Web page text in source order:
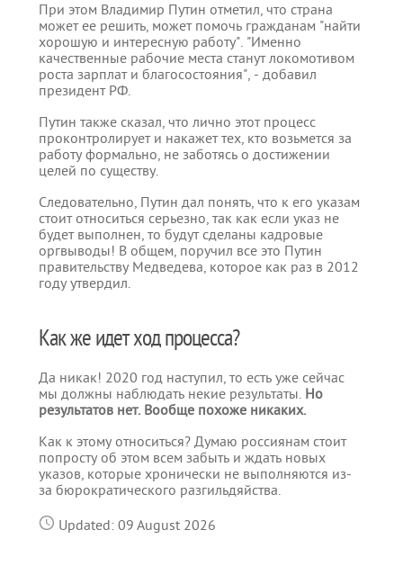
При этом Владимир Путин отметил, что страна
может ее решить, может помочь гражданам "найти
хорошую и интересную работу". "Именно
качественные рабочие места станут локомотивом
роста зарплат и благосостояния", - добавил
президент РФ.
Путин также сказал, что лично этот процесс
проконтролирует и накажет тех, кто возьмется за
работу формально, не заботясь о достижении
целей по существу.
Следовательно, Путин дал понять, что к его указам
стоит относиться серьезно, так как если указ не
будет выполнен, то будут сделаны кадровые
оргвыводы! В общем, поручил все это Путин
правительству Медведева, которое как раз в 2012
году утвердил.
Как же идет ход процесса?
Да никак! 2020 год наступил, то есть уже сейчас
мы должны наблюдать некие результаты. Но
результатов нет. Вообще похоже никаких.
Как к этому относиться? Думаю россиянам стоит
попросту об этом всем забыть и ждать новых
указов, которые хронически не выполняются из-
за бюрократического разгильдяйства.
Updated: 09 August 2026